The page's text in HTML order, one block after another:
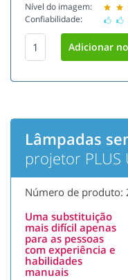
Nível do imagem:
Confiabilidade:
Lâmpadas
projetor PLUS
Número de produto:
Uma substituição
mais difícil apenas
para as pessoas
com experiência e
habilidades
manuais